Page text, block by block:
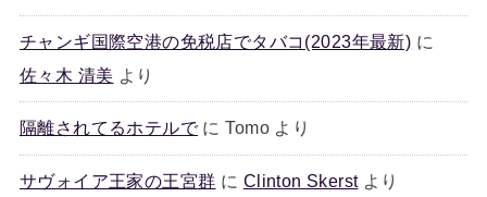
チャンギ国際空港の免税店でタバコ(2023年最新) に
佐々木 清美 より
隔離されてるホテルでにTomoより
サヴォイア王家の王宮群 に Clinton Skerstより